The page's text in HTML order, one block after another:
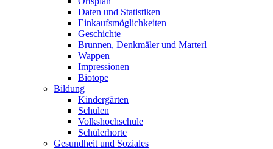
Daten und Statistiken
Einkaufsmöglichkeiten
Geschichte
Brunnen, Denkmäler und Marterl
Wappen
Impressionen
Biotope
Bildung
Kindergärten
Schulen
Volkshochschule
Schülerhorte
Gesundheit und Soziales